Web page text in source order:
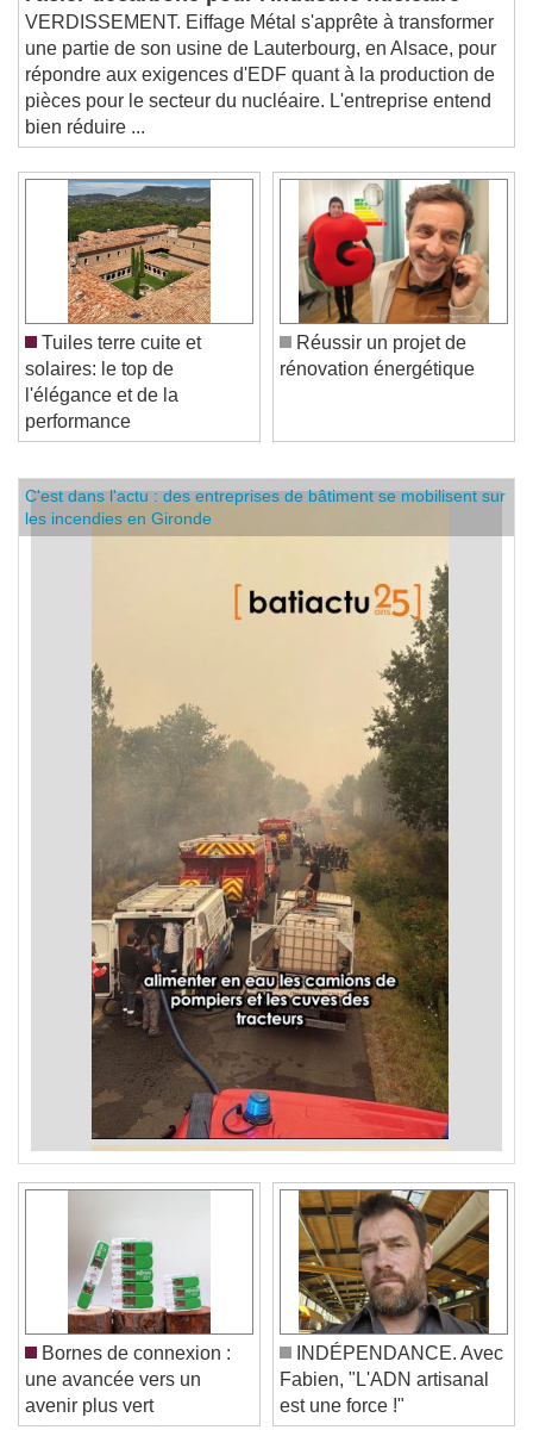
l'acier décarboné pour l'industrie nucléaire
VERDISSEMENT. Eiffage Métal s'apprête à transformer
une partie de son usine de Lauterbourg, en Alsace, pour
répondre aux exigences d'EDF quant à la production de
pièces pour le secteur du nucléaire. L'entreprise entend
bien réduire ...
Tuiles terre cuite et
solaires: le top de
l'élégance et de la
performance
Réussir un projet de
C'est dans l'actu : des entreprises de bâtiment se mobilisent sur
les incendies en Gironde
Bornes de connexion :
une avancée vers un
avenir plus vert
INDÉPENDANCE. Avec
Fabien, "L'ADN artisanal
est une force !"